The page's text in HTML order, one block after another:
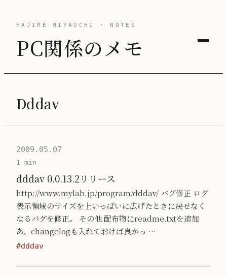
HAJIME MIYAUCHI · NOTES
PC関係のメモ
Dddav
2009.05.07
1 min
dddav 0.0.13.2リリース
http://www.mylab.jp/program/dddav/ バグ修正 ログ
表示領域のサイズを上いっぱいに広げたときに戻せなく
なるバグを修正。 その他 配布物にreadme.txtを追加
あ、changelogも入れておけば良かっ …
#dddav